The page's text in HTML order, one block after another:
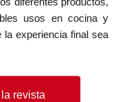
usos en cocina y
experiencia final sea
revista